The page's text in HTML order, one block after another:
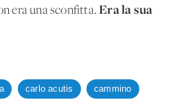
era una sconfitta.Era la sua
carlo acutis cammino